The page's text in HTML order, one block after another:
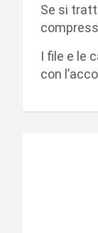
Se si
I file e le
con